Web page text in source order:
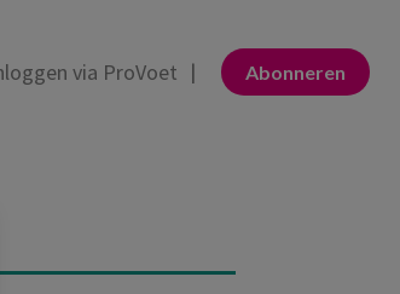
Abonneren
via ProVoet